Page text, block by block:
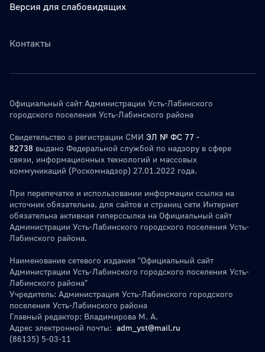
Версия для слабовидящих
Контакты
Официальный сайт Администрации Усть-Лабинского
городского поселения Усть-Лабинского района
Свидетельство о регистрации СМИ ЭЛ № ФС 77 -
82738 выдано Федеральной службой по надзору в сфере
связи, информационных технологий и массовых
коммуникаций (Роскомнадзор) 27.01.2022 года.
При перепечатке и использовании информации ссылка на
источник обязательна. для сайтов и страниц сети Интернет
обязательна активная гиперссылка на Официальный сайт
Администрации Усть-Лабинского городского поселения Усть-
Лабинского района.
Наименование сетевого издания "Официальный сайт
Администрации Усть-Лабинского городского поселения Усть-
Лабинского района"
Учредитель: Администрация Усть-Лабинского городского
поселения Усть-Лабинского района
Главный редактор: Владимирова М. А.
Адрес электронной почты: adm_yst@mail.ru
(86135) 5-03-11